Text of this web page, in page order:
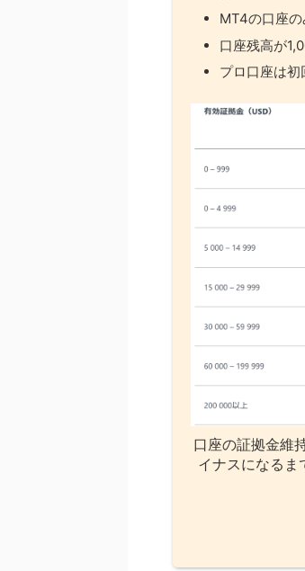
MT4の口座
口座残高が
プロ口座は初
口座の証拠金維
イナスになるま